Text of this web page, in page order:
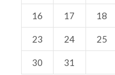
16 17 18
23 24 25
30
31